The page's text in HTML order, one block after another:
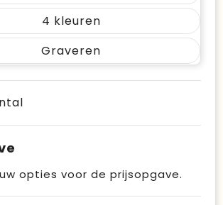
4
Graveren
opties voor de prijsopgave.